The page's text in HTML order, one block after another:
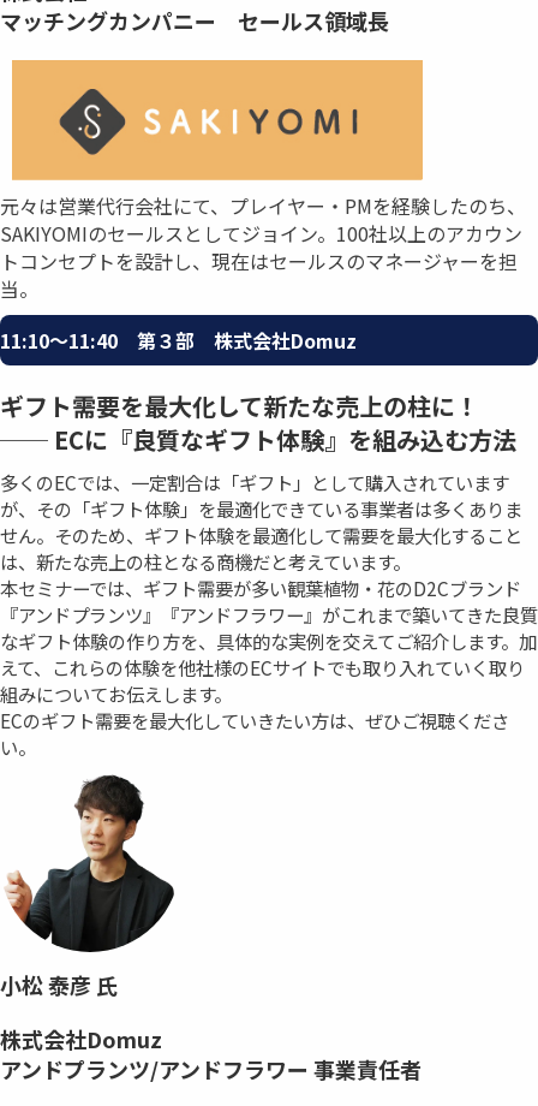
マッチングカンパニー セールス領域長
元々は営業代行会社にて、プレイヤー・PMを経験したのち、
SAKIYOMIのセールスとしてジョイン。100社以上のアカウン
トコンセプトを設計し、現在はセールスのマネージャーを担
当。
11:10〜11:40 第３部 株式会社Domuz
ギフト需要を最大化して新たな売上の柱に！
── ECに『良質なギフト体験』を組み込む方法
多くのECでは、一定割合は「ギフト」として購入されています
が、その「ギフト体験」を最適化できている事業者は多くありま
せん。そのため、ギフト体験を最適化して需要を最大化すること
は、新たな売上の柱となる商機だと考えています。
本セミナーでは、ギフト需要が多い観葉植物・花のD2Cブランド
『アンドプランツ』『アンドフラワー』がこれまで築いてきた良質
なギフト体験の作り方を、具体的な実例を交えてご紹介します。加
えて、これらの体験を他社様のECサイトでも取り入れていく取り
組みについてお伝えします。
ECのギフト需要を最大化していきたい方は、ぜひご視聴くださ
い。
小松 泰彦 氏
株式会社Domuz
アンドプランツ/アンドフラワー 事業責任者